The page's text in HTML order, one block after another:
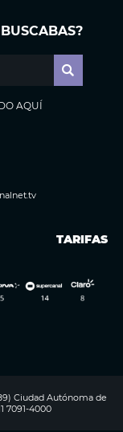
AQUÍ
TARIFAS
Ciudad Autónoma de
7091-4000